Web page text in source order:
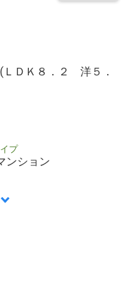
ＬＤＫ８．２ 洋５．
プ
ンション